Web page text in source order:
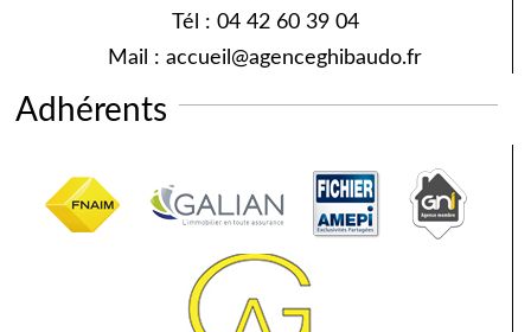
Tél : 04 42 60 39 04
Mail : accueil@agenceghibaudo.fr
Adhérents